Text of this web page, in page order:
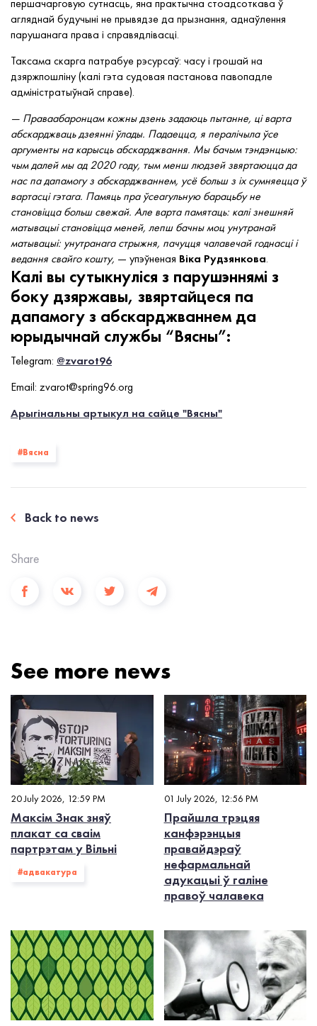
першачарговую сутнасць, яна практычна стоадсоткава ў
агляднай будучыні не прывядзе да прызнання, аднаўлення
парушанага права і справядлівасці.
Таксама скарга патрабуе рэсурсаў: часу і грошай на
дзяржпошліну (калі гэта судовая пастанова павопадле
адміністратыўнай справе).
— Праваабаронцам кожны дзень задаюць пытанне, ці варта
абскарджваць дзеянні ўлады. Падаецца, я пералічыла ўсе
аргументы на карысць абскарджвання. Мы бачым тэндэнцыю:
чым далей мы ад 2020 году, тым менш людзей звяртаюцца да
нас па дапамогу з абскарджваннем, усё больш з іх сумняецца ў
вартасці гэтага. Памяць пра ўсеагульную барацьбу не
становіцца больш свежай. Але варта памятаць: калі знешняй
матывацыі становіцца меней, лепш бачны моц унутранай
матывацыі: унутранага стрыжня, пачуцця чалавечай годнасці і
ведання свайго кошту, — упэўненая Віка Рудзянкова.
Калі вы сутыкнуліся з парушэннямі з
боку дзяржавы, звяртайцеся па
дапамогу з абскарджваннем да
юрыдычнай службы “Вясны”:
Telegram: @zvarot96
Email: zvarot@spring96.org
Арыгінальны артыкул на сайце "Вясны"
#Вясна
Back to news
Share
See more news
20 July 2026, 12:59 PM
Максім Знак зняў
плакат са сваім
партрэтам у Вільні
#адвакатура
01 July 2026, 12:56 PM
Прайшла трэцяя
канфэрэнцыя
правайдэраў
нефармальнай
адукацыі ў галіне
правоў чалавека